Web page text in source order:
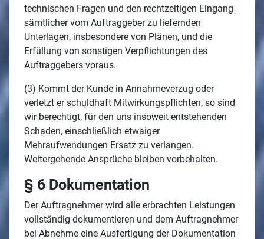
technischen Fragen und den rechtzeitigen Eingang
sämtlicher vom Auftraggeber zu liefernden
Unterlagen, insbesondere von Plänen, und die
Erfüllung von sonstigen Verpflichtungen des
Auftraggebers voraus.
(3) Kommt der Kunde in Annahmeverzug oder
verletzt er schuldhaft Mitwirkungspflichten, so sind
wir berechtigt, für den uns insoweit entstehenden
Schaden, einschließlich etwaiger
Mehraufwendungen Ersatz zu verlangen.
Weitergehende Ansprüche bleiben vorbehalten.
§ 6 Dokumentation
Der Auftragnehmer wird alle erbrachten Leistungen
vollständig dokumentieren und dem Auftragnehmer
bei Abnehme eine Ausfertigung der Dokumentation